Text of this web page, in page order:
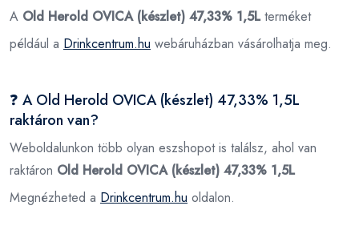
A Old Herold OVICA (készlet) 47,33% 1,5Lterméket
például a Drinkcentrum.hu webáruházban vásárolhatja meg.
❓ A Old Herold OVICA (készlet) 47,33% 1,5L
raktáron van?
Weboldalunkon több olyan eszshopot is találsz, ahol van
raktáron Old Herold OVICA (készlet) 47,33% 1,5L
Megnézheted a Drinkcentrum.hu oldalon.